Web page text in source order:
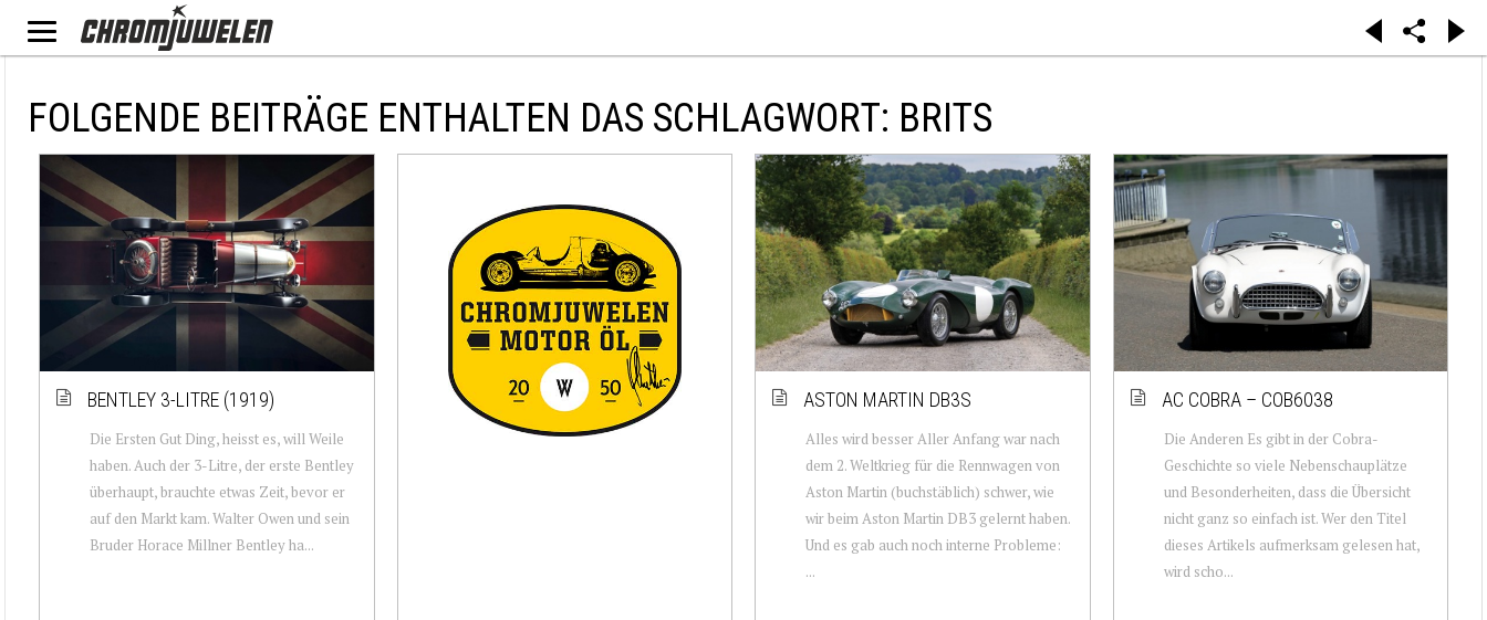
FOLGENDE BEITRÄGE ENTHALTEN DAS SCHLAGWORT: BRITS
BENTLEY 3-LITRE (1919)
Die Ersten Gut Ding, heisst es, will Weile
haben. Auch der 3-Litre, der erste Bentley
überhaupt, brauchte etwas Zeit, bevor er
auf den Markt kam. Walter Owen und sein
Bruder Horace Millner Bentley ha...
ASTON MARTIN DB3S
Alles wird besser Aller Anfang war nach
dem 2. Weltkrieg für die Rennwagen von
Aston Martin (buchstäblich) schwer, wie
wir beim Aston Martin DB3 gelernt haben.
Und es gab auch noch interne Probleme:
...
AC COBRA – COB6038
Die Anderen Es gibt in der Cobra-
Geschichte so viele Nebenschauplätze
und Besonderheiten, dass die Übersicht
nicht ganz so einfach ist. Wer den Titel
dieses Artikels aufmerksam gelesen hat,
wird scho...